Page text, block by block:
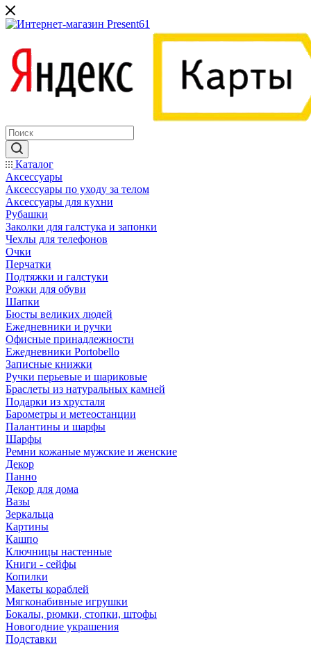
Каталог
Аксессуары
Аксессуары по уходу за телом
Аксессуары для кухни
Рубашки
Заколки для галстука и запонки
Чехлы для телефонов
Очки
Перчатки
Подтяжки и галстуки
Рожки для обуви
Шапки
Бюсты великих людей
Ежедневники и ручки
Офисные принадлежности
Ежедневники Portobello
Записные книжки
Ручки перьевые и шариковые
Браслеты из натуральных камней
Подарки из хрусталя
Барометры и метеостанции
Палантины и шарфы
Шарфы
Ремни кожаные мужские и женские
Декор
Панно
Декор для дома
Вазы
Зеркальца
Картины
Кашпо
Ключницы настенные
Книги - сейфы
Копилки
Макеты кораблей
Мягконабивные игрушки
Бокалы, рюмки, стопки, штофы
Новогодние украшения
Подставки